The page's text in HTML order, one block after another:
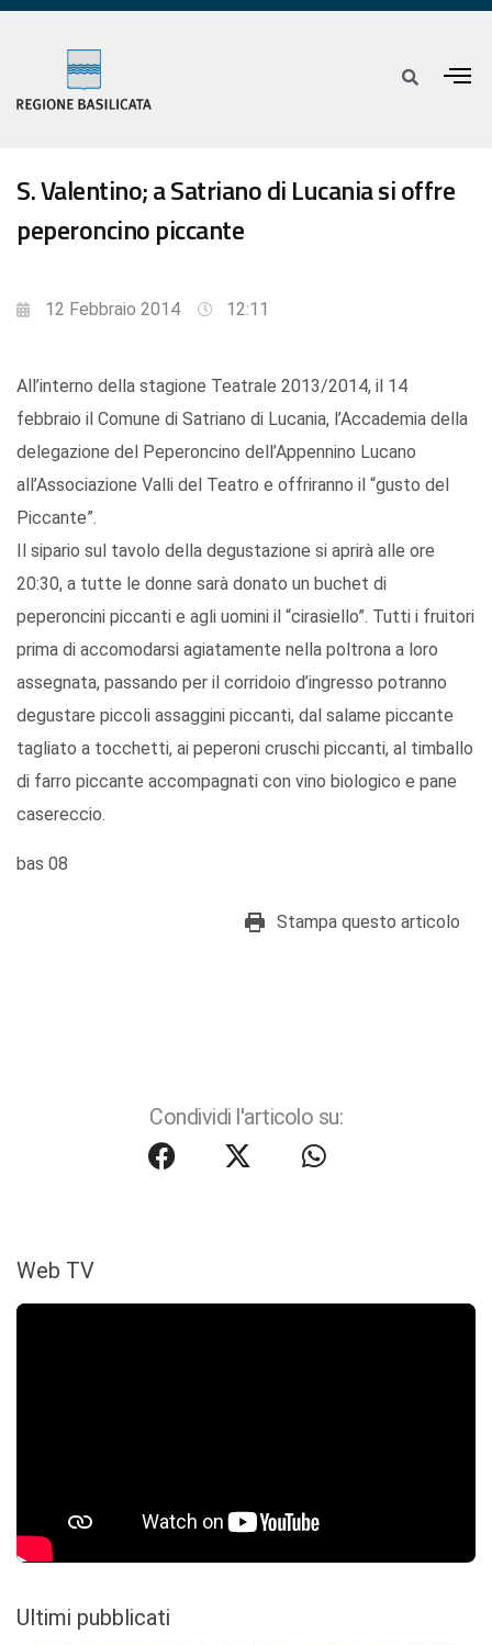
S. Valentino; a Satriano di Lucania si offre
peperoncino piccante
12 Febbraio 2014 12:11
All’interno della stagione Teatrale 2013/2014, il 14
febbraio il Comune di Satriano di Lucania, l’Accademia della
delegazione del Peperoncino dell’Appennino Lucano
all’Associazione Valli del Teatro e offriranno il “gusto del
Piccante”.
Il sipario sul tavolo della degustazione si aprirà alle ore
20:30, a tutte le donne sarà donato un buchet di
peperoncini piccanti e agli uomini il “cirasiello”. Tutti i fruitori
prima di accomodarsi agiatamente nella poltrona a loro
assegnata, passando per il corridoio d’ingresso potranno
degustare piccoli assaggini piccanti, dal salame piccante
tagliato a tocchetti, ai peperoni cruschi piccanti, al timballo
di farro piccante accompagnati con vino biologico e pane
casereccio.
bas 08
Stampa questo articolo
Condividi l'articolo su:
Web TV
Ultimi pubblicati